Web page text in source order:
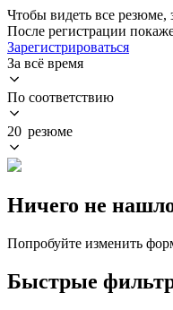
Чтобы видеть все резюме,
После регистрации
Зарегистрироваться
За всё время
По соответствию
20 резюме
Ничего не
Попробуйте изменить
Быстрые